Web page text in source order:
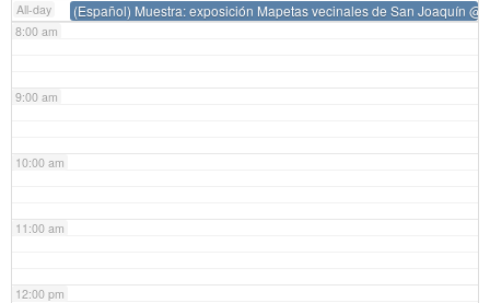
All-day (Español) Muestra: exposición Mapetas vecinales de San Joaquín @
8:00 am
9:00 am
10:00 am
11:00 am
12:00 pm